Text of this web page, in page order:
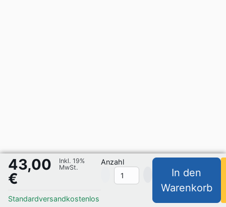
43,00
€
Inkl. 19%
MwSt.
Standardversandkostenlos
Anzahl
In den
Warenkorb